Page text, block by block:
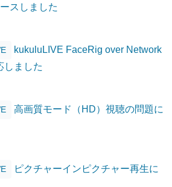
スしました
kukuluLIVE FaceRig over Network
しました
高画質モード（HD）視聴の問題に
ピクチャーインピクチャー再生に